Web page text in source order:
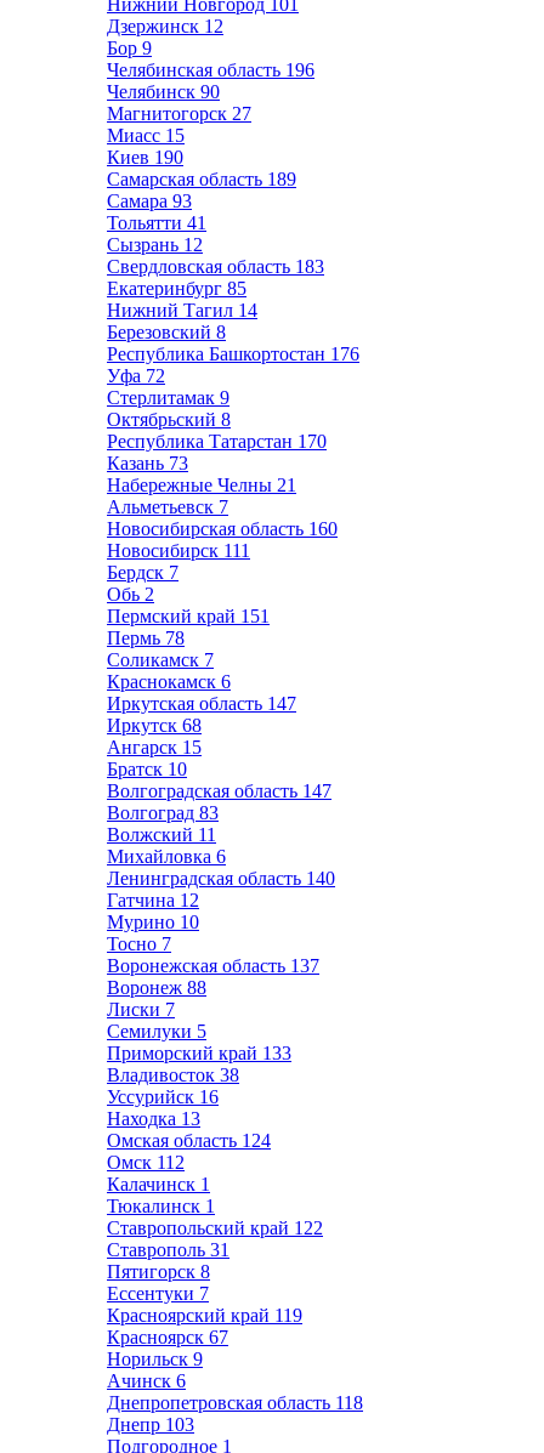
Нижний Новгород 101
Дзержинск 12
Бор 9
Челябинская область 196
Челябинск 90
Магнитогорск 27
Миасс 15
Киев 190
Самарская область 189
Самара 93
Тольятти 41
Сызрань 12
Свердловская область 183
Екатеринбург 85
Нижний Тагил 14
Березовский 8
Республика Башкортостан 176
Уфа 72
Стерлитамак 9
Октябрьский 8
Республика Татарстан 170
Казань 73
Набережные Челны 21
Альметьевск 7
Новосибирская область 160
Новосибирск 111
Бердск 7
Обь 2
Пермский край 151
Пермь 78
Соликамск 7
Краснокамск 6
Иркутская область 147
Иркутск 68
Ангарск 15
Братск 10
Волгоградская область 147
Волгоград 83
Волжский 11
Михайловка 6
Ленинградская область 140
Гатчина 12
Мурино 10
Тосно 7
Воронежская область 137
Воронеж 88
Лиски 7
Семилуки 5
Приморский край 133
Владивосток 38
Уссурийск 16
Находка 13
Омская область 124
Омск 112
Калачинск 1
Тюкалинск 1
Ставропольский край 122
Ставрополь 31
Пятигорск 8
Ессентуки 7
Красноярский край 119
Красноярск 67
Норильск 9
Ачинск 6
Днепропетровская область 118
Днепр 103
Подгородное 1